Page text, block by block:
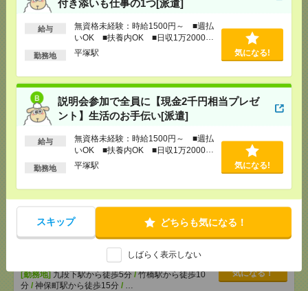
付き添いも仕事の1つ[派遣]
給与
無資格未経験：時給1500円～ ■週払
いOK ■扶養内OK ■日収1万2000円
以上
勤務地 平塚駅 気になる!
説明会参加で全員に【現金2千円相当プレゼ
ント】生活のお手伝い[派遣]
給与
無資格未経験：時給1500円～ ■週払
いOK ■扶養内OK ■日収1万2000円
以上
勤務地 平塚駅 気になる!
スキップ どちらも気になる！
しばらく表示しない
無資格未経験：時給1500円～ ■週払い
OK ■扶養内OK ■日収1万2000円以上
[勤務地]平塚駅
気になる！
【シフト自由・現金手渡しOK】iPhoneなどスマホの
充電を繋げるだけ！[派遣]
時給1414円～ ▼日払いOK（規定あ
り） ■初勤務手当あり ※規定による
新宿駅から徒歩
高田馬場駅から徒歩/
気になる！
＜日本を代表するバンド＊サカナクション＞ツアー
公演のサポートバイト＠日本武道館[アルバイト]
支給（規定有り）
[勤務地]九段下駅から徒歩5分/竹橋駅から徒歩10
分 / 神保町駅から徒歩15分 /
気になる！